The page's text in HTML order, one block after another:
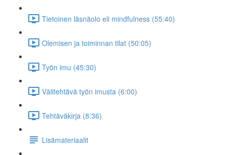
Tietoinen läsnäolo eli mindfulness (55:40)
Olemisen ja toiminnan tilat (50:05)
Työn imu (45:30)
Välitehtävä työn imusta (6:00)
Tehtäväkirja (8:36)
Lisämateriaalit